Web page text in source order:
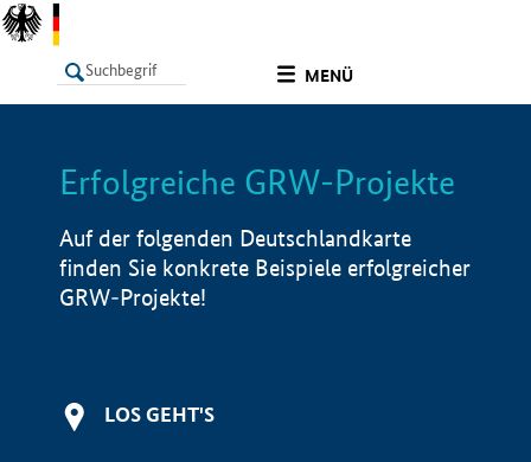
MENÜ
LISTE Info
Erfolgreiche GRW-Projekte
Auf der folgenden Deutschlandkarte
finden Sie konkrete Beispiele erfolgreicher
GRW-Projekte!
LOS GEHT'S